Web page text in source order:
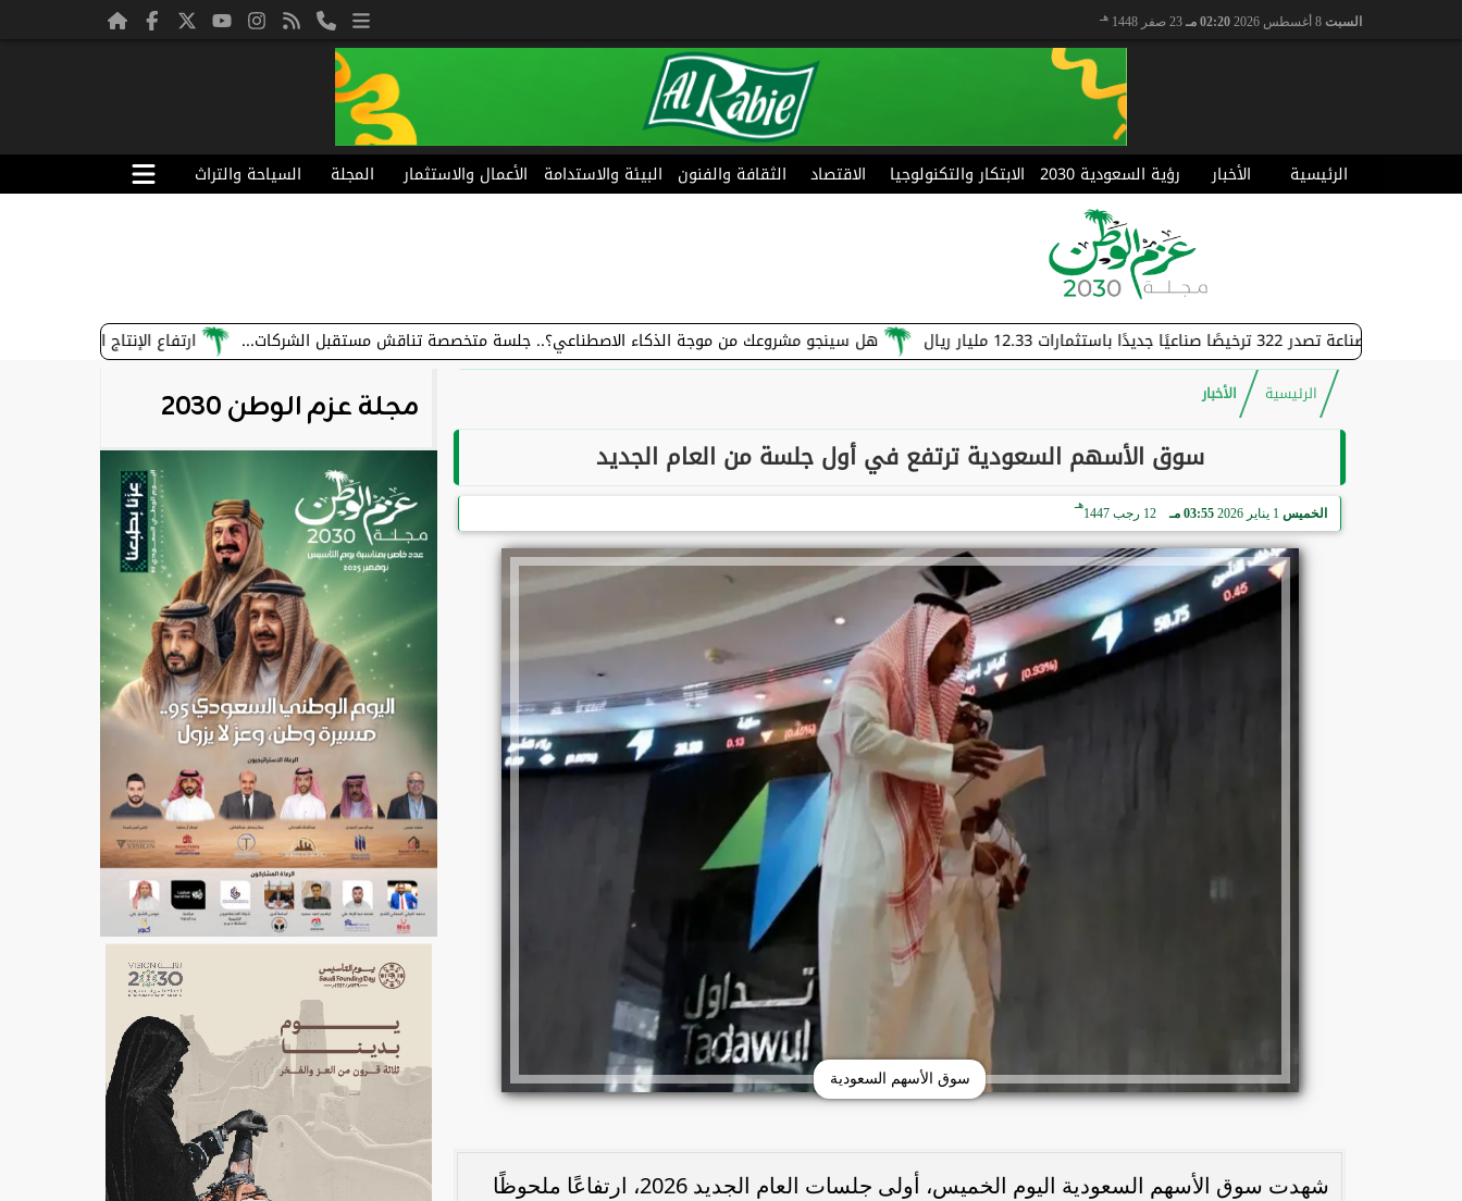
السبت 02:20 مـ 23 صفر 1448 هـ
الرئيسية الأخبار رؤية السعودية 2030 الابتكار والتكنولوجيا الاقتصاد الثقافة والفنون البيئة والاستدامة الأعمال والاستثمار المجلة السياحة والتراث
ارتفاع الإنتاج الصناعي في السعودية 5.1% خلال 2024 هل سينجو مشروعك من موجة الذكاء الاصطناعي؟.. جلسة متخصصة تناقش مستقبل الشركات...
الرئيسية الأخبار
سوق الأسهم السعودية ترتفع في أول جلسة من العام الجديد
الخميس 1 يناير 2026 03:55 مـ 12 رجب 1447
هـ
سوق الأسهم السعودية
شهدت سوق الأسهم السعودية اليوم الخميس، أولى جلسات العام الجديد 2026، ارتفاعًا ملحوظًا
مجلة عزم الوطن 2030